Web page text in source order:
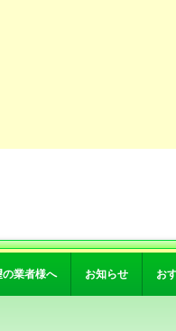
業者様へ お知らせ お